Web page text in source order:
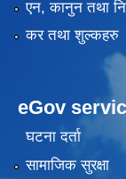
एन, कानुन तथा
कर तथा शुल्कहरु
eGov
घटना दर्ता
सामाजिक सुरक्षा